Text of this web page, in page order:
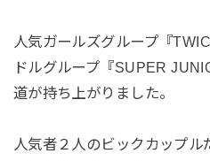
人気ガールズグループ『
ドルグループ『SUPER
道が持ち上がりました。
人気者２人のビックカップ